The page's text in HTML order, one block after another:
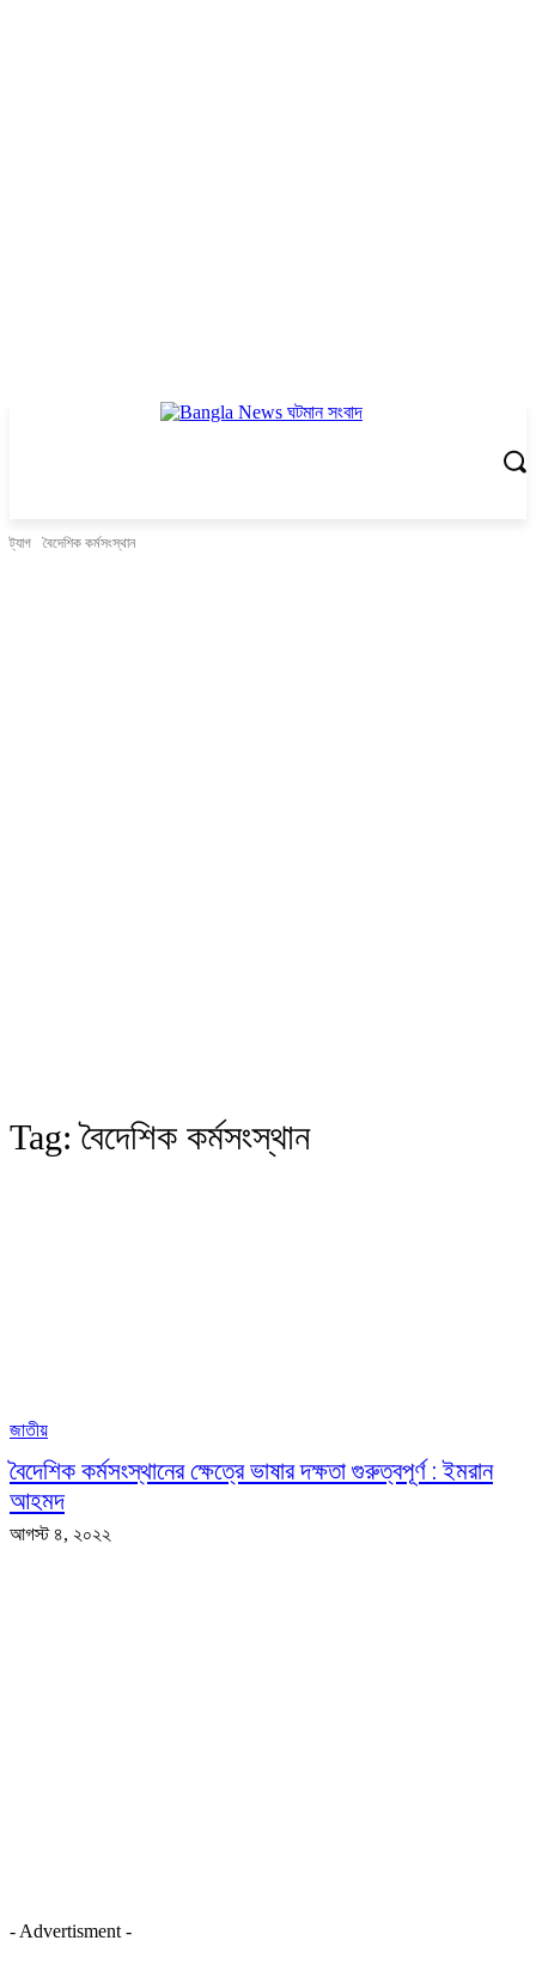
ট্যাগ বৈদেশিক কর্মসংস্থান
Tag:বৈদেশিক কর্মসংস্থান
জাতীয়
বৈদেশিক কর্মসংস্থানের ক্ষেত্রে ভাষার দক্ষতা গুরুত্বপূর্ণ : ইমরান
আহমদ
আগস্ট ৪, ২০২২
- Advertisment -